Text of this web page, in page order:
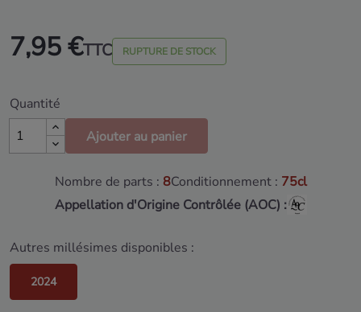
7,95 €TTC RUPTURE DE STOCK
Quantité
Ajouter au panier
Nombre de parts : 8Conditionnement : 75cl
Appellation d'Origine Contrôlée (AOC) :
Autres millésimes disponibles :
2024